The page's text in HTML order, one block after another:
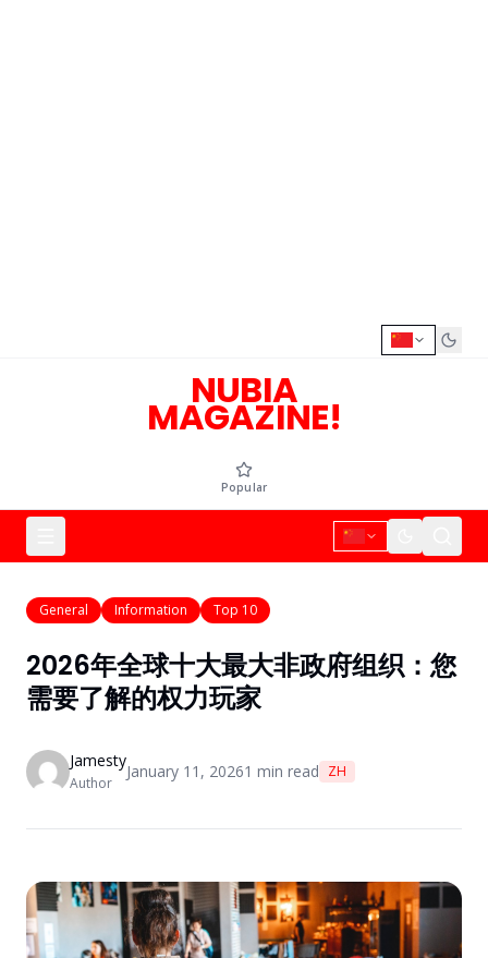
NUBIA
MAGAZINE!
Popular
General Information Top 10
2026年全球十大最大非政府组织：您
需要了解的权力玩家
Jamesty
Author
January 11, 20261 min read ZH